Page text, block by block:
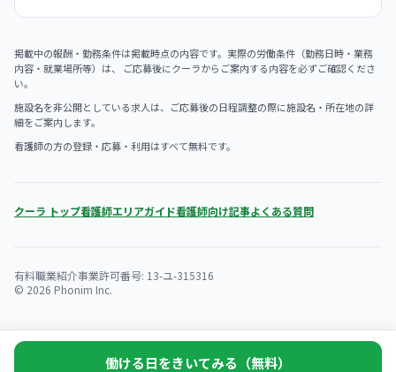
掲載中の報酬・勤務条件は掲載時点の内容です。実際の労働条件（勤務日時・業務
内容・就業場所等）は、 ご応募後にクーラからご案内する内容を必ずご確認くださ
い。
施設名を非公開としている求人は、ご応募後の日程調整の際に施設名・所在地の詳
細をご案内します。
看護師の方の登録・応募・利用はすべて無料です。
クーラ トップ看護師エリアガイド看護師向け記事よくある質問
有料職業紹介事業許可番号: 13-ユ-315316
© 2026 Phonim Inc.
働ける日をきいてみる（無料）